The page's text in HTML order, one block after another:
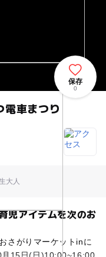
電車まつり
保存
0
大人
児アイテムを次のお
りマーケットinに